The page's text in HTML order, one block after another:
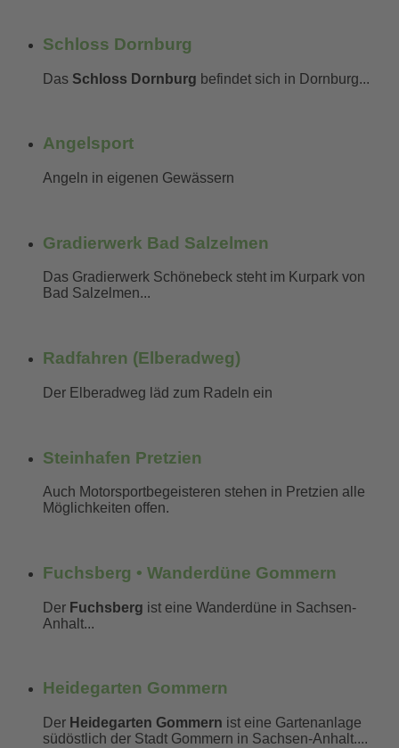
Schloss Dornburg
Das Schloss Dornburg befindet sich in Dornburg...
Angelsport
Angeln in eigenen Gewässern
Gradierwerk Bad Salzelmen
Das Gradierwerk Schönebeck steht im Kurpark von
Bad Salzelmen...
Radfahren (Elberadweg)
Der Elberadweg läd zum Radeln ein
Steinhafen Pretzien
Auch Motorsportbegeisteren stehen in Pretzien alle
Möglichkeiten offen.
Fuchsberg • Wanderdüne Gommern
Der Fuchsberg ist eine Wanderdüne in Sachsen-
Anhalt...
Heidegarten Gommern
Der Heidegarten Gommern ist eine Gartenanlage
südöstlich der Stadt Gommern in Sachsen-Anhalt....